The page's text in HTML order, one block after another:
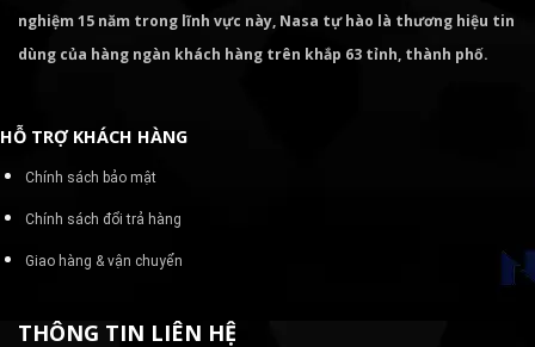
nghiệm 15 năm trong lĩnh vực này, Nasa tự hào là thương hiệu tin
dùng của hàng ngàn khách hàng trên khắp 63 tỉnh, thành phố.
HỖ TRỢ KHÁCH HÀNG
Chính sách bảo mật
Chính sách đổi trả hàng
Giao hàng & vận chuyển
THÔNG TIN LIÊN HỆ